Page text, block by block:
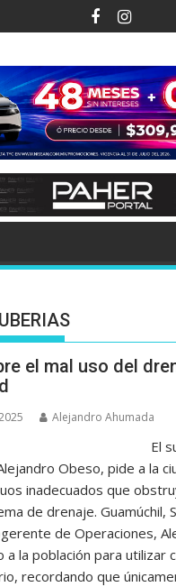
el mal uso del
Alejandro Ahumada
El
Obeso, pide a la
inadecuados que
de drenaje. Guamúchil,
de Operaciones,
a la población para utilizar
recordando que